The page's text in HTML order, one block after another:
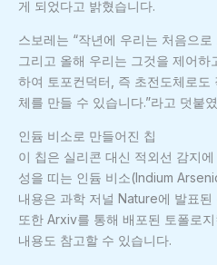
게 되었다고 밝혔습니다.
스보레는 “작년에 우리는 처음으
그리고 올해 우리는 그것을 제어하
하여 토포컨덕터, 즉 초전도체로도
체를 만들 수 있습니다.”라고 덧붙
인듐 비소로 만들어진 칩
이 칩은 실리콘 대신 적외선 감지
성을 띠는 인듐 비소(Indium
내용은 과학 저널 Nature에 발표
또한 Arxiv를 통해 배포된 토폴로
내용도 참고할 수 있습니다.